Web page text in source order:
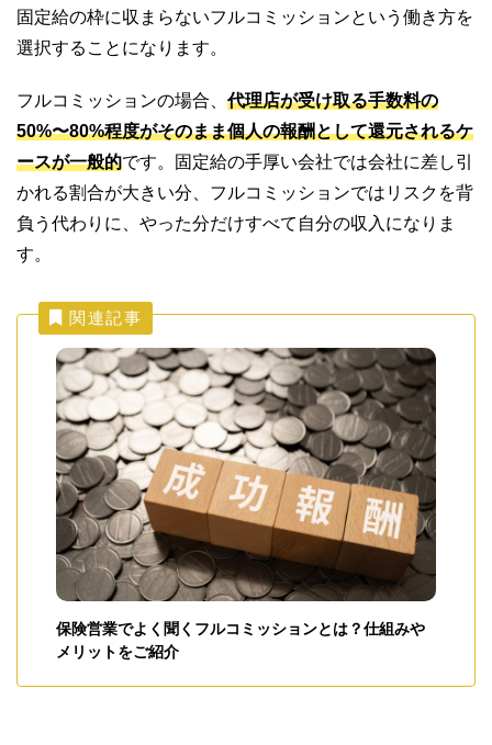
固定給の枠に収まらないフルコミッションという働き方を
選択することになります。
フルコミッションの場合、代理店が受け取る手数料の
50%〜80%程度がそのまま個人の報酬として還元されるケ
ースが一般的です。固定給の手厚い会社では会社に差し引
かれる割合が大きい分、フルコミッションではリスクを背
負う代わりに、やった分だけすべて自分の収入になりま
す。
関連記事
保険営業でよく聞くフルコミッションとは？仕組みや
メリットをご紹介